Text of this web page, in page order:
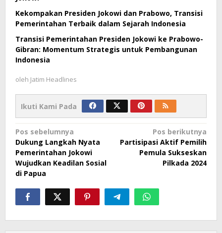
Kekompakan Presiden Jokowi dan Prabowo, Transisi
Pemerintahan Terbaik dalam Sejarah Indonesia
Transisi Pemerintahan Presiden Jokowi ke Prabowo-
Gibran: Momentum Strategis untuk Pembangunan
Indonesia
oleh Jatim Headlines
Ikuti Kami Pada
Navigasi
pos
Pos sebelumnya
Dukung Langkah Nyata
Pemerintahan Jokowi
Wujudkan Keadilan Sosial
di Papua
Pos berikutnya
Partisipasi Aktif Pemilih
Pemula Sukseskan
Pilkada 2024